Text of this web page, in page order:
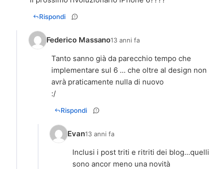
Rispondi
Federico Massano13 anni fa
Tanto sanno già da parecchio tempo che
implementare sul 6 ... che oltre al design non
avrà praticamente nulla di nuovo
:/
Rispondi
Evan13 anni fa
Inclusi i post triti e ritriti dei blog...quelli
sono ancor meno una novità